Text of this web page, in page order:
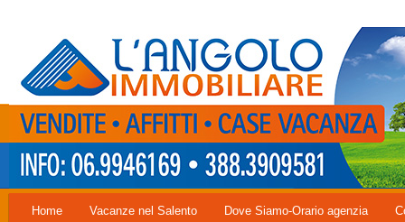
Home Vacanze nel Salento Dove Siamo-Orario agenzia